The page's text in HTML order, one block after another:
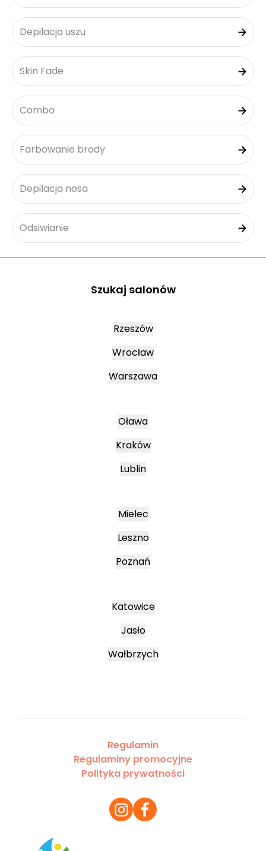
Depilacja uszu
Skin Fade
Combo
Farbowanie brody
Depilacja nosa
Odsiwianie
Szukaj salonów
Rzeszów
Wrocław
Warszawa
Oława
Kraków
Lublin
Mielec
Leszno
Poznań
Katowice
Jasło
Wałbrzych
Regulamin
Regulaminy promocyjne
Polityka prywatności